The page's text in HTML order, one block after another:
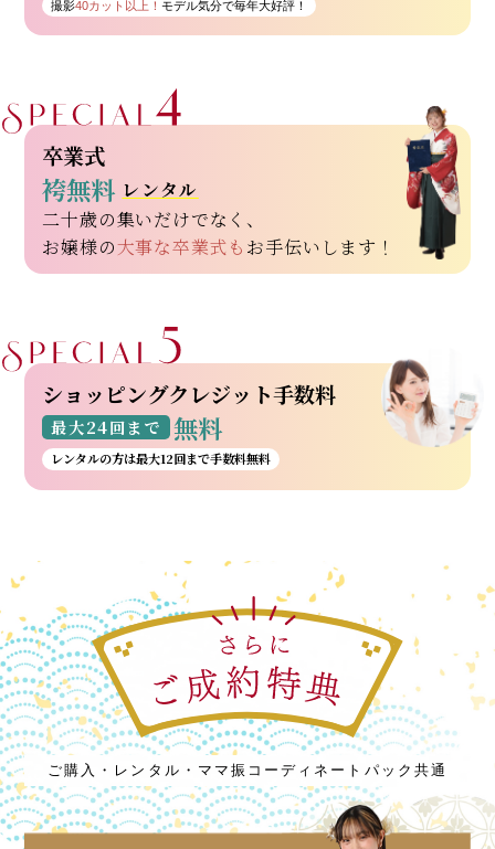
撮影40カット以上！モデル気分で毎年大好評！
卒業式
袴無料 レンタル
二十歳の集いだけでなく、
お嬢様の大事な卒業式も お手伝いします！
ショッピングクレジット手数料
最大24回まで 無料
レンタルの方は最大12回まで手数料無料
ご購入・レンタル・ママ振コーディネートパック共通